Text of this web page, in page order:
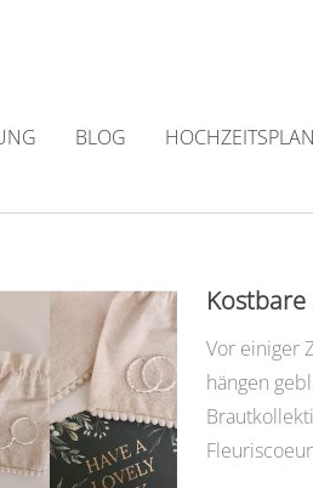
BLOG
Vor einiger
hängen